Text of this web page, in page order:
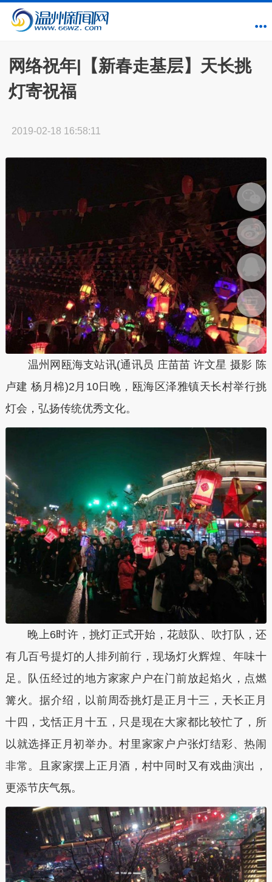
网络祝年|【新春走基层】天长挑
灯寄祝福
2019-02-18 16:58:11
温州网瓯海支站讯(通讯员 庄苗苗 许文星 摄影 陈
卢建 杨月棉)2月10日晚，瓯海区泽雅镇天长村举行挑
灯会，弘扬传统优秀文化。
晚上6时许，挑灯正式开始，花鼓队、吹打队，还
有几百号提灯的人排列前行，现场灯火辉煌、年味十
足。队伍经过的地方家家户户在门前放起焰火，点燃
篝火。据介绍，以前周岙挑灯是正月十三，天长正月
十四，戈恬正月十五，只是现在大家都比较忙了，所
以就选择正月初举办。村里家家户户张灯结彩、热闹
非常。且家家摆上正月酒，村中同时又有戏曲演出，
更添节庆气氛。